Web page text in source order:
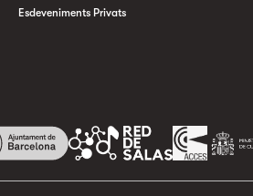
Esdeveniments Privats